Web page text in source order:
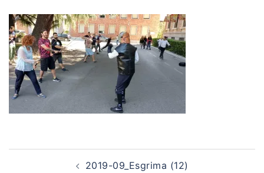
Navegación
2019-09_Esgrima (12)